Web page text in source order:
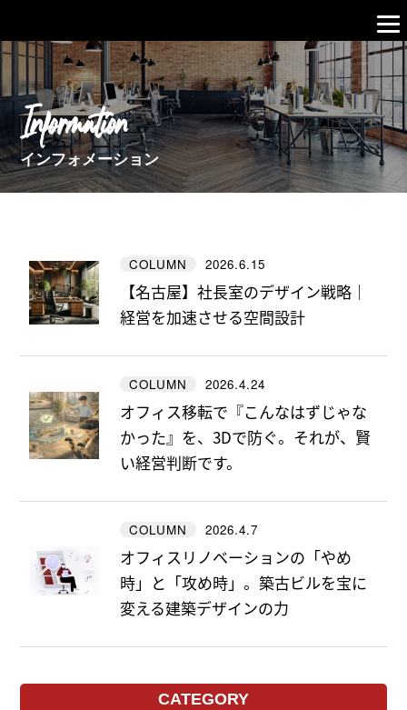
Information
インフォメーション
COLUMN 2026.6.15
【名古屋】社長室のデザイン戦略｜
経営を加速させる空間設計
COLUMN 2026.4.24
オフィス移転で『こんなはずじゃな
かった』を、3Dで防ぐ。それが、賢
い経営判断です。
COLUMN 2026.4.7
オフィスリノベーションの「やめ
時」と「攻め時」。築古ビルを宝に
変える建築デザインの力
CATEGORY